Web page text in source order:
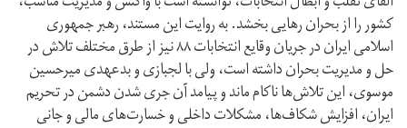
کشور را از بحران رهایی بخشد. به روایت این مستند، رهبر جمهوری
اسلامی ایران در جریان وقایع انتخابات ۸۸ نیز از طرق مختلف تلاش در
حل و مدیریت بحران داشته است، ولی با لجبازی و بدعهدی میرحسین
موسوی، این تلاش‌ها ناکام ماند و پیامد آن جری‌ شدن دشمن در تحریم
ایران، افزایش شکاف‌ها، مشکلات داخلی و خسارت‌های مالی و جانی